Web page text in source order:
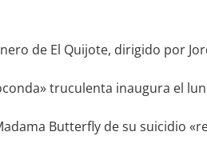
de El Quijote, dirigido por
truculenta inaugura el
Butterfly de su suicidio